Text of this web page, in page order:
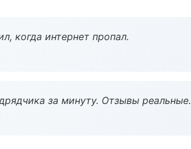
когда интернет пропал.
за минуту. Отзывы реальные.